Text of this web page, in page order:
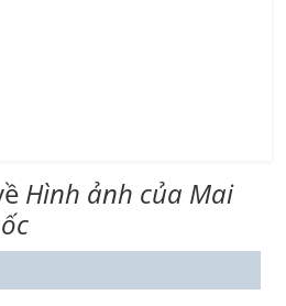
Hình ảnh của Mai